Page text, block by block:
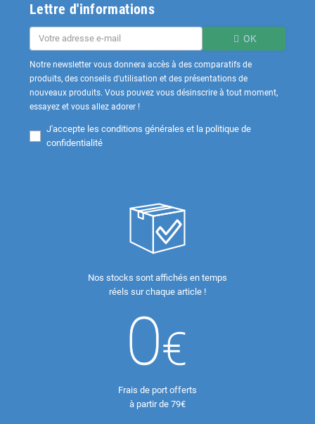
Lettre d'informations
OK
Notre newsletter vous donnera accès à des comparatifs de
produits, des conseils d'utilisation et des présentations de
nouveaux produits. Vous pouvez vous désinscrire à tout moment,
essayez et vous allez adorer !
J'accepte les conditions générales et la politique de
confidentialité
Nos stocks sont affichés en temps
réels sur chaque article !
Frais de port offerts
à partir de 79€